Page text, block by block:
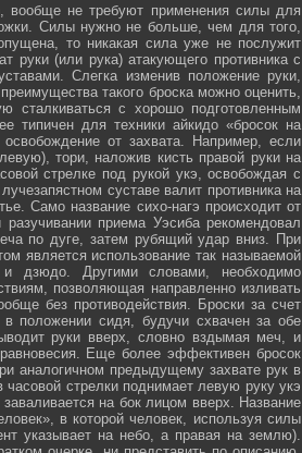
вообще не требуют применения силы для
Силы нужно не больше, чем для того,
то никакая сила уже не послужит
руки (или рука) атакующего противника с
Слегка изменив положение руки,
такого броска можно оценить,
сталкиваться с хорошо подготовленным
типичен для техники айкидо «бросок на
от захвата. Например, если
тори, наложив кисть правой руки на
стрелке под рукой укэ, освобождая с
суставе валит противника на
Само название сихо-нагэ происходит от
приема Уэсиба рекомендовал
по дуге, затем рубящий удар вниз. При
является использование так называемой
дзюдо. Другими словами, необходимо
позволяющая направленно изливать
без противодействия. Броски за счет
положении сидя, будучи схвачен за обе
руки вверх, словно вздымая меч, и
Еще более эффективен бросок
аналогичном предыдущему захвате рук в
стрелки поднимает левую руку укэ
на бок лицом вверх. Название
в которой человек, используя силы
указывает на небо, а правая на землю).